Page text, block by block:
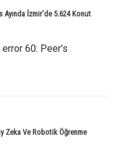
Ayında İzmir’de 5.624 Konut
error 60: Peer's
Zeka Ve Robotik Öğrenme